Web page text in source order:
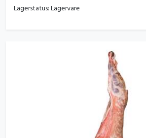
Lagerstatus:Lagervare